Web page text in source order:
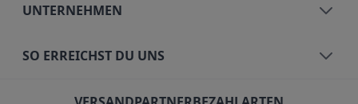
UNTERNEHMEN
SO ERREICHST DU UNS